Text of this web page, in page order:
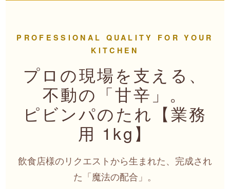
PROFESSIONAL QUALITY FOR YOUR
KITCHEN
プロの現場を支える、
不動の「甘辛」。
ピビンパのたれ【業務
用 1kg】
飲食店様のリクエストから生まれた、完成され
た「魔法の配合」。